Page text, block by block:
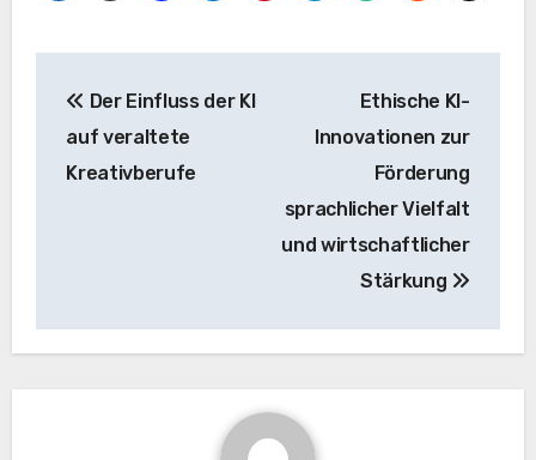
Navigation
Der Einfluss der KI
auf veraltete
Kreativberufe
Ethische KI-
Innovationen zur
Förderung
sprachlicher Vielfalt
und wirtschaftlicher
Stärkung